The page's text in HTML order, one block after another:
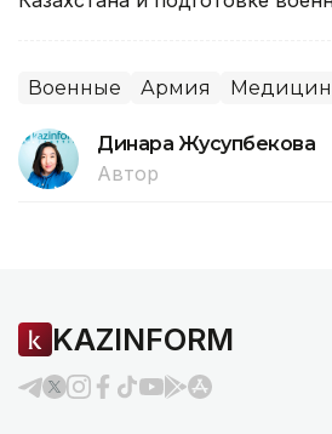
Военные Армия
Динара Жусупбекова
Автор
KAZINFORM